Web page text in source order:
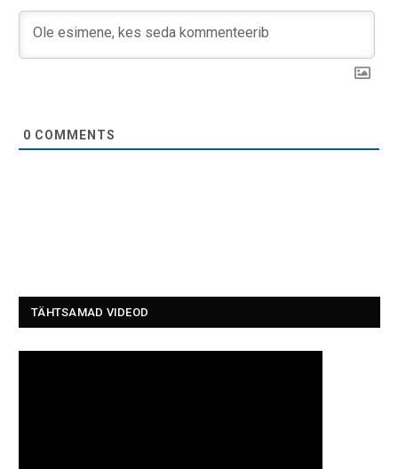
0 COMMENTS
TÄHTSAMAD VIDEOD